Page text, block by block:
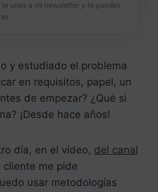
unes a mi newsletter y te puedes
y estudiado el problema
en requisitos, papel, un
de empezar? ¿Qué si
¡Desde hace años!
día, en el vídeo, del canal
cliente me pide
usar metodologías